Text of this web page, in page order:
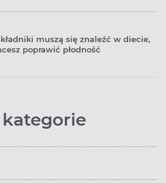
muszą się znaleźć w diecie,
poprawić płodność